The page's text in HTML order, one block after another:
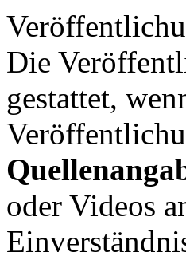
Die
gestattet,
oder Videos